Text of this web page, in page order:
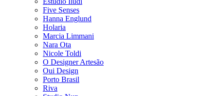
Five Senses
Hanna Englund
Holaria
Marcia Limmani
Nara Ota
Nicole Toldi
O Designer Artesão
Oui Design
Porto Brasil
Riva